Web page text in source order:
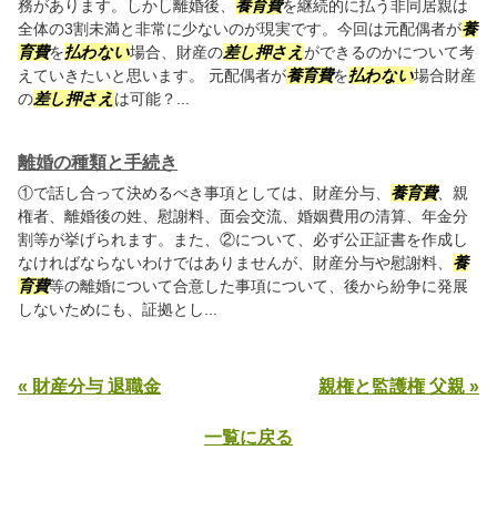
務があります。しかし離婚後、 養育費を継続的に払う非同居親は
全体の3割未満と非常に少ないのが現実です。今回は元配偶者が養
育費を払わない場合、財産の差し押さえができるのかについて考
えていきたいと思います。 元配偶者が養育費を払わない場合財産
の差し押さえは可能？...
離婚の種類と手続き
①で話し合って決めるべき事項としては、財産分与、 養育費、親
権者、離婚後の姓、慰謝料、面会交流、婚姻費用の清算、年金分
割等が挙げられます。また、②について、必ず公正証書を作成し
なければならないわけではありませんが、財産分与や慰謝料、 養
育費等の離婚について合意した事項について、後から紛争に発展
しないためにも、証拠とし...
« 財産分与 退職金 親権と監護権 父親 »
一覧に戻る